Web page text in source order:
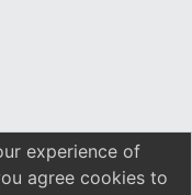
experience of
agree cookies to